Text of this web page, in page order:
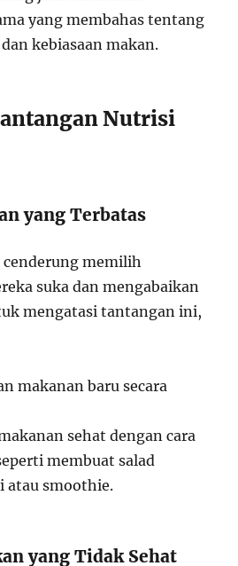
yang membahas tentang
kebiasaan makan.
Nutrisi
yang Terbatas
cenderung memilih
suka dan mengabaikan
mengatasi tantangan ini,
makanan baru secara
sehat dengan cara
membuat salad
atau smoothie.
yang Tidak Sehat